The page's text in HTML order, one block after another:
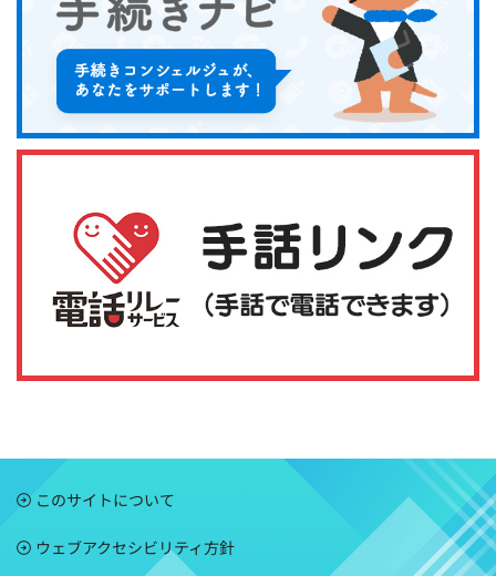
このサイトについて
ウェブアクセシビリティ方針